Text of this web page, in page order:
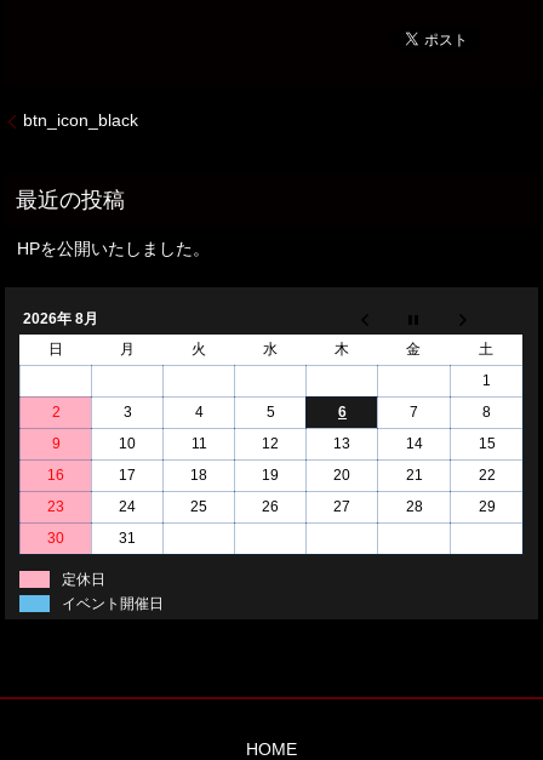
btn_icon_black
HPを公開いたしました。
2026年 8月
日
月 火 水 木 金
土
1
2
3 4 5 6 7
8
9
10 11 12 13 14
15
16
17 18 19 20 21
22
23
24 25 26 27 28
29
30
31
定休日
イベント開催日
HOME